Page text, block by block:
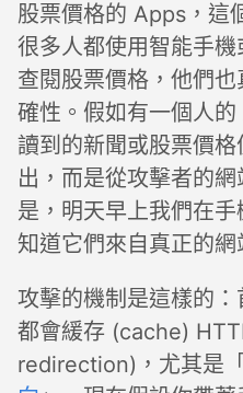
股票價格的 Apps，這
很多人都使用智能手
查閱股票價格，他們
確性。假如有一個人
讀到的新聞或股票價
出，而是從攻擊者的
是，明天早上我們在
知道它們來自真正的網
攻擊的機制是這樣的
都會緩存 (cache)
redirection)，尤其是「